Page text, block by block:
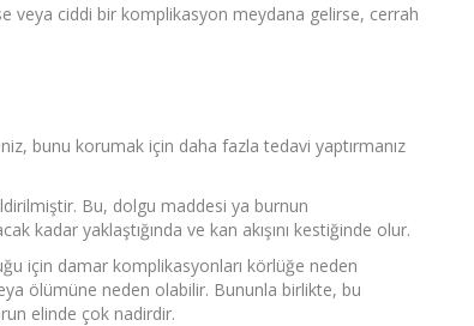
veya ciddi bir komplikasyon meydana gelirse, cerrah
bunu korumak için daha fazla tedavi yaptırmanız
Bu, dolgu maddesi ya burnun
kadar yaklaştığında ve kan akışını kestiğinde olur.
için damar komplikasyonları körlüğe neden
ölümüne neden olabilir. Bununla birlikte, bu
elinde çok nadirdir.